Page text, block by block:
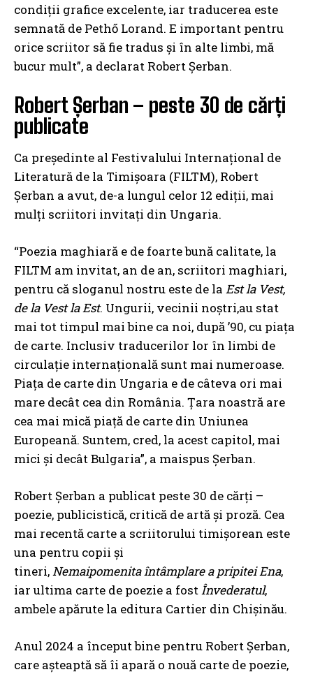
condiții grafice excelente, iar traducerea este
semnată de Pethő Lorand. E important pentru
orice scriitor să fie tradus și în alte limbi, mă
bucur mult”, a declarat Robert Șerban.
Robert Șerban – peste 30 de cărți
publicate
Ca președinte al Festivalului Internațional de
Literatură de la Timișoara (FILTM), Robert
Șerban a avut, de-a lungul celor 12 ediții, mai
mulți scriitori invitați din Ungaria.
“Poezia maghiară e de foarte bună calitate, la
FILTM am invitat, an de an, scriitori maghiari,
pentru că sloganul nostru este de la Est la Vest,
de la Vest la Est. Ungurii, vecinii noștri,au stat
mai tot timpul mai bine ca noi, după ’90, cu piața
de carte. Inclusiv traducerilor lor în limbi de
circulație internațională sunt mai numeroase.
Piața de carte din Ungaria e de câteva ori mai
mare decât cea din România. Țara noastră are
cea mai mică piață de carte din Uniunea
Europeană. Suntem, cred, la acest capitol, mai
mici și decât Bulgaria”, a maispus Șerban.
Robert Șerban a publicat peste 30 de cărți –
poezie, publicistică, critică de artă și proză. Cea
mai recentă carte a scriitorului timișorean este
una pentru copii și
tineri,Nemaipomenita întâmplare a pripitei Ena,
iar ultima carte de poezie a fostÎnvederatul,
ambele apărute la editura Cartier din Chișinău.
Anul 2024 a început bine pentru Robert Șerban,
care așteaptă să îi apară o nouă carte de poezie,